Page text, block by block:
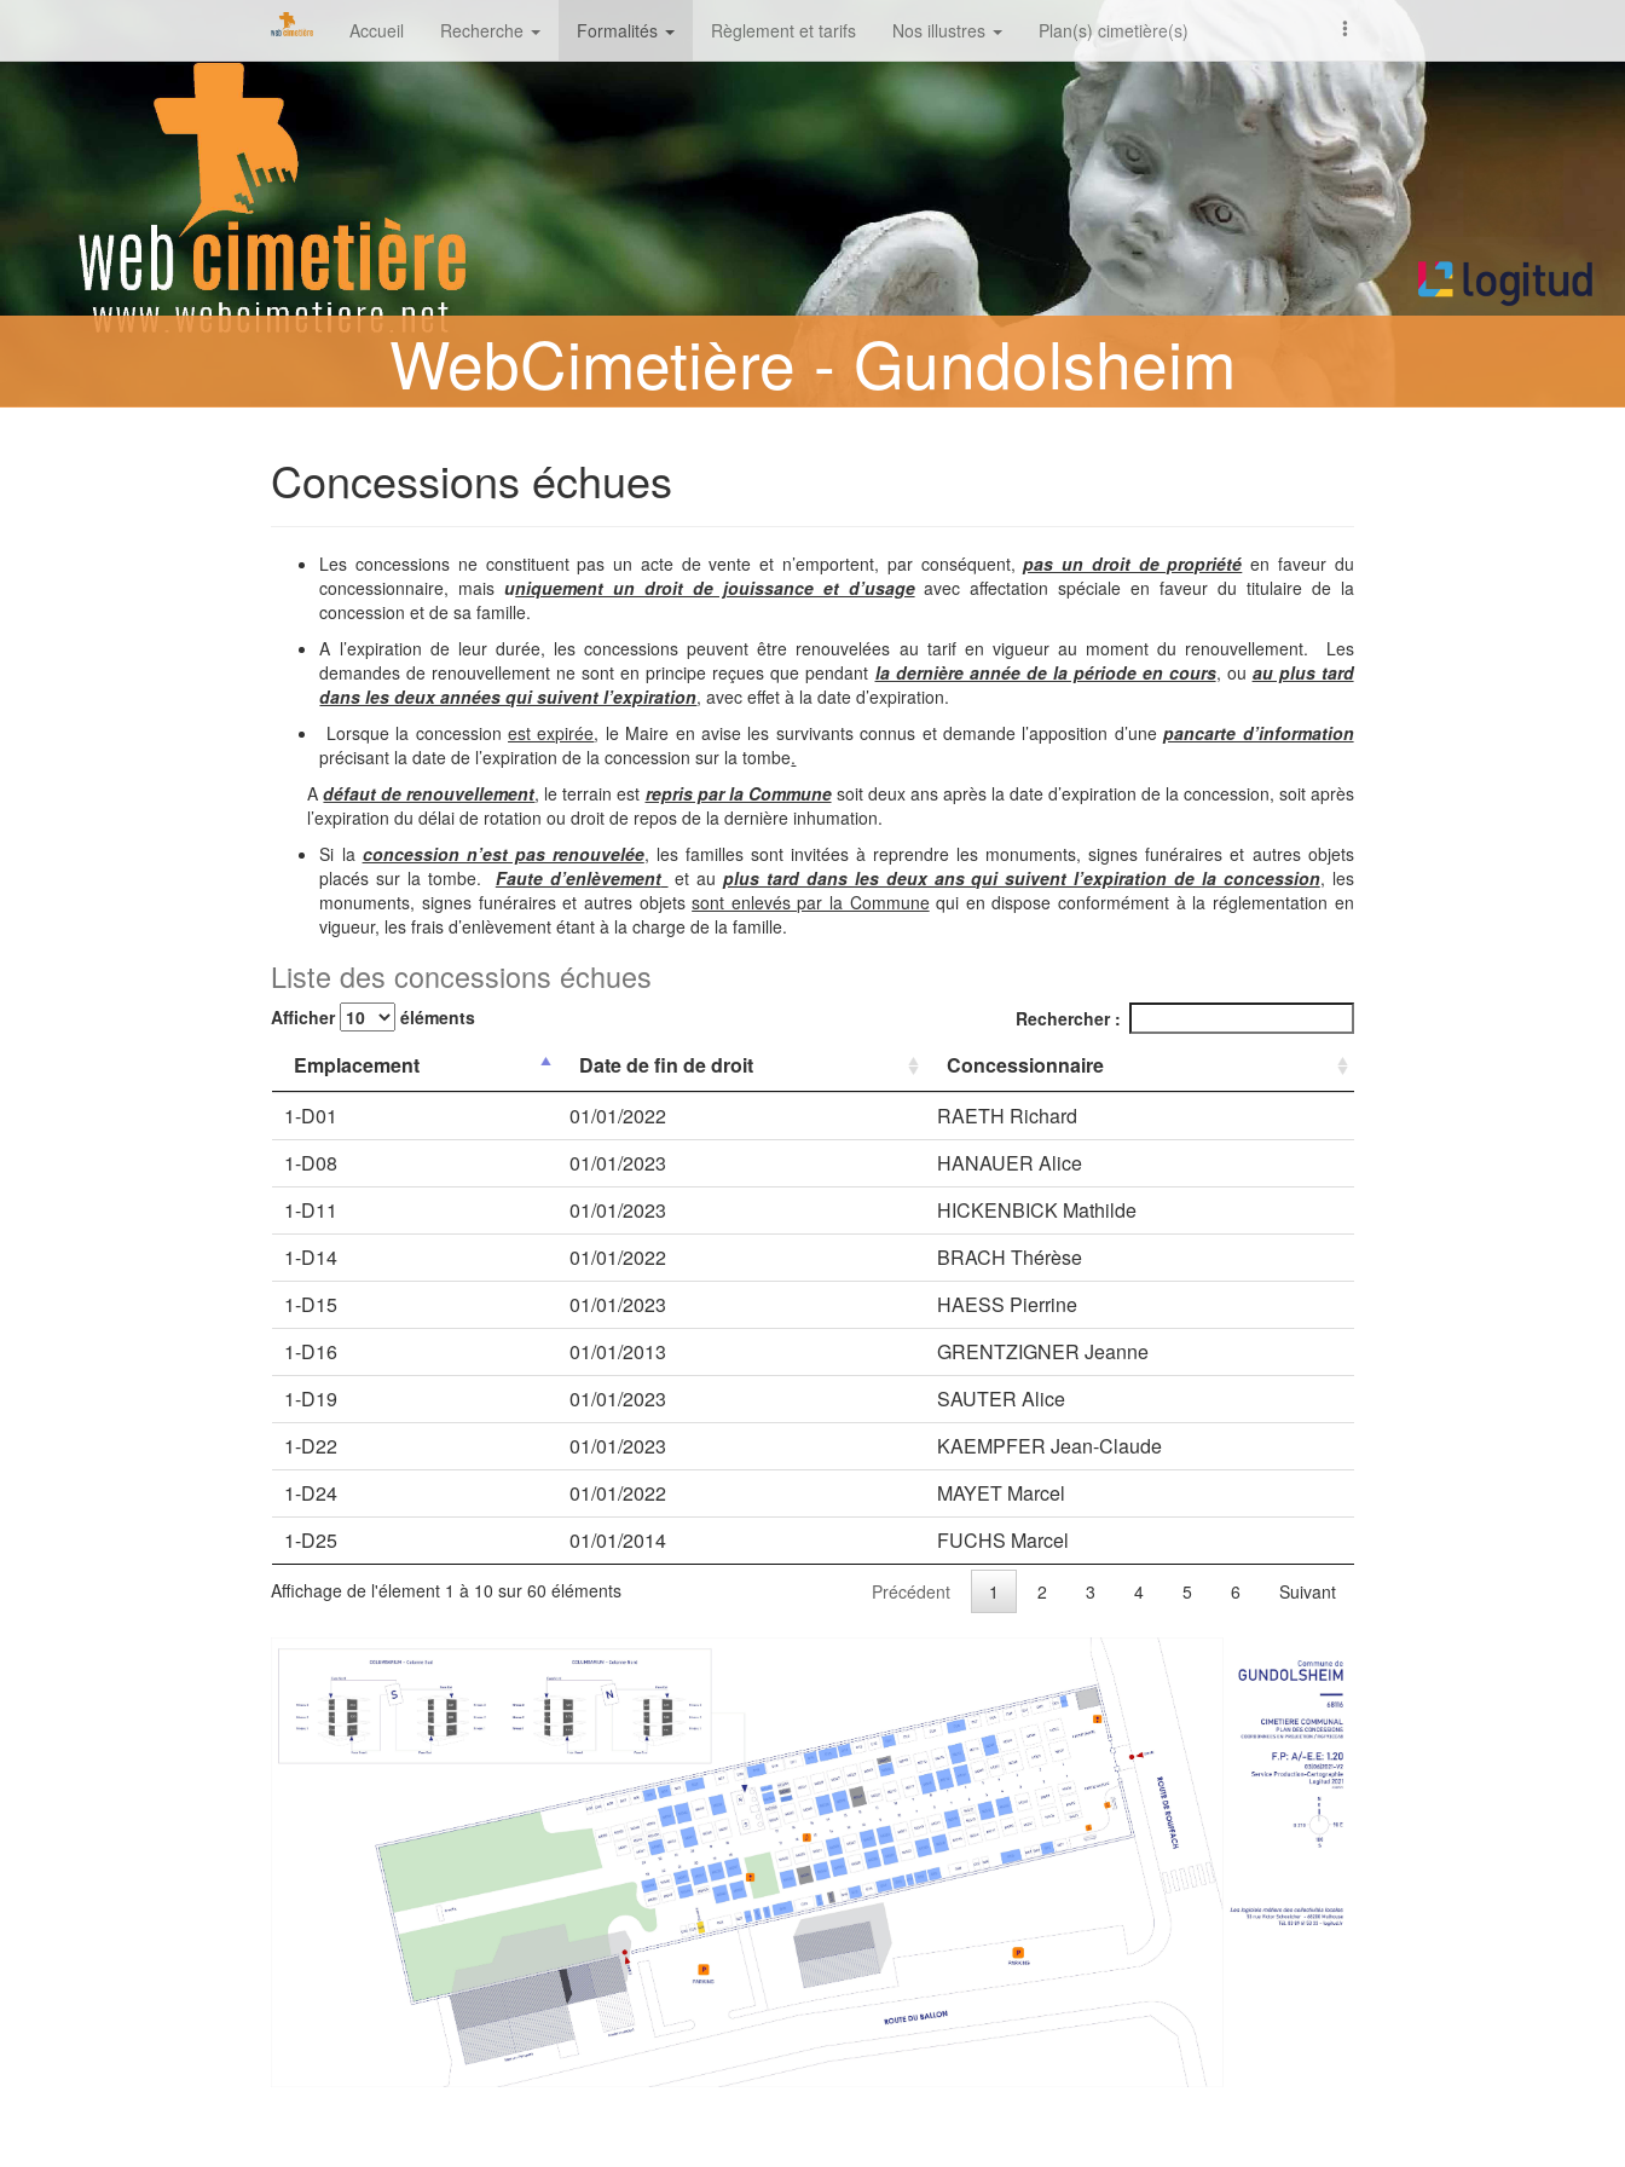
Accueil Recherche Formalités Règlement et tarifs Nos illustres Plan(s) cimetière(s)
WebCimetière - Gundolsheim
Concessions échues
Les concessions ne constituent pas un acte de vente et n’emportent, par conséquent,pas un droit de propriété en faveur du
concessionnaire, maisuniquement un droit de jouissance et d’usageavec affectation spéciale en faveur du titulaire de la
concession et de sa famille.
A l’expiration de leur durée, les concessions peuvent être renouvelées au tarif en vigueur au moment du renouvellement. Les
demandes de renouvellement ne sont en principe reçues que pendant la dernière année de la période en cours, ou au plus tard
dans les deux années qui suivent l’expiration, avec effet à la date d’expiration.
Lorsque la concessionest expirée, le Maire en avise les survivants connus et demande l’apposition d’unepancarte d’information
précisant la date de l’expiration de la concession sur la tombe.
Adéfaut de renouvellement, le terrain est repris par la Communesoit deux ans après la date d’expiration de la concession, soit après
l’expiration du délai de rotation ou droit de repos de la dernière inhumation.
Si la concession n’est pas renouvelée, les familles sont invitées à reprendre les monuments, signes funéraires et autres objets
placés sur la tombe. Faute d’enlèvement et auplus tard dans les deux ans qui suivent l’expiration de la concession, les
monuments, signes funéraires et autres objetssont enlevés par la Communequi en dispose conformément à la réglementation en
vigueur, les frais d’enlèvement étant à la charge de la famille.
Liste des concessions échues
Afficher éléments Rechercher :
Emplacement Date de fin de droit
Concessionnaire
1-D01
01/01/2022
RAETH Richard
1-D08
01/01/2023
HANAUER Alice
1-D11
01/01/2023
HICKENBICK Mathilde
1-D14
01/01/2022
BRACH Thérèse
1-D15
01/01/2023
HAESS Pierrine
1-D16
01/01/2013
GRENTZIGNER Jeanne
1-D19
01/01/2023
SAUTER Alice
1-D22
01/01/2023
KAEMPFER Jean-Claude
1-D24
01/01/2022
MAYET Marcel
1-D25
01/01/2014 FUCHS Marcel
Affichage de l'élement 1 à 10 sur 60 éléments Précédent 1 2 3 4 5 6 Suivant